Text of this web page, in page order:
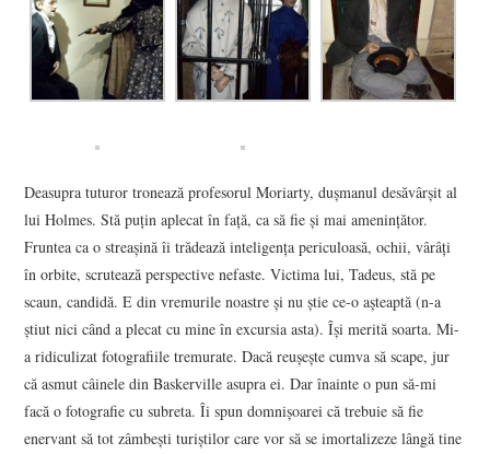
Deasupra tuturor tronează profesorul Moriarty, duşmanul desăvârşit al
lui Holmes. Stă puţin aplecat în faţă, ca să fie şi mai ameninţător.
Fruntea ca o streaşină îi trădează inteligenţa periculoasă, ochii, vârâţi
în orbite, scrutează perspective nefaste. Victima lui, Tadeus, stă pe
scaun, candidă. E din vremurile noastre şi nu ştie ce-o aşteaptă (n-a
ştiut nici când a plecat cu mine în excursia asta). Îşi merită soarta. Mi-
a ridiculizat fotografiile tremurate. Dacă reuşeşte cumva să scape, jur
că asmut câinele din Baskerville asupra ei. Dar înainte o pun să-mi
facă o fotografie cu subreta. Îi spun domnişoarei că trebuie să fie
enervant să tot zâmbeşti turiştilor care vor să se imortalizeze lângă tine